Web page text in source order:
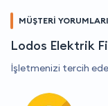
MÜŞTERİ YORUMLARI
Lodos Elektrik
İşletmenizi tercih